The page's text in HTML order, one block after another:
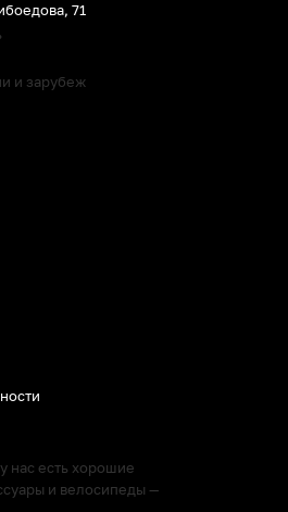
нас есть хорошие
и велосипеды —
71
и зарубеж